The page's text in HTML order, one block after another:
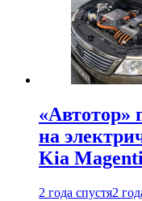
«Автотор»
на
Kia
2 года спустя2